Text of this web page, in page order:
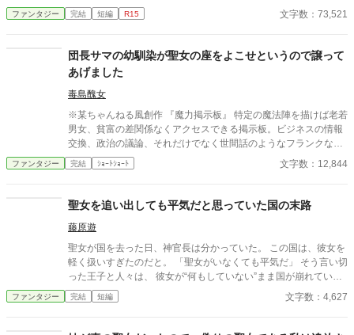
て受け入れた。さらに彼女は、新たにキンバリーと婚約したアイ
ニスに聖女の証である首飾りを手渡すと姿を消した。 だが、ラテ
リーだが、すでにその姿はどこにもない。 キンバリーの弟である
サディアスが、兄のためにもラティアーナを探し始める。だが、
彼女を探していくうちに、なぜ彼女がキンバリーとの婚約破棄を
受け入れ、聖女という地位を退いたのかの理由を知る――。 ※7
万字程度の中編です。
ファンタジー 完結 短編 R15 文字数：73,521
団長サマの幼馴染が聖女の座をよこせというので譲って
あげました
毒島醜女
※某ちゃんねる風創作 『魔力掲示板』 特定の魔法陣を描けば老若
男女、貧富の差関係なくアクセスできる掲示板。ビジネスの情報
交換、政治の議論、それだけでなく世間話のようなフランクなも
のまで存在する。 平民レベルの微力な魔力でも打ち込めるものか
ら、貴族クラスの魔力を有するものしか開けないものから多種多
ある。 今日もまた、掲示板は悲喜こもごもに賑わっていた――
ファンタジー 完結 ｼｮｰﾄｼｮｰﾄ 文字数：12,844
聖女を追い出しても平気だと思っていた国の末路
藤原遊
聖女が国を去った日、神官長は分かっていた。 この国は、彼女を
軽く扱いすぎたのだと。 「聖女がいなくても平気だ」 そう言い切
った王子と人々は、 彼女が“何もしていない”まま国が崩れていく
現実を、 やがて思い知ることになる。 ――これは、聖女を追い出
した国の末路を、 静かに見届けた者の記録。
ファンタジー 完結 短編 文字数：4,627